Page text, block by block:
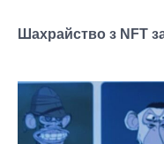
Шахрайство з NFT